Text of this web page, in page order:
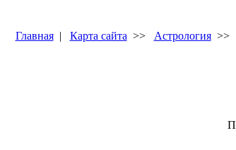
Главная| Карта сайта >> Астрология>>